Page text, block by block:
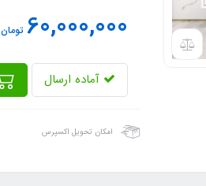
60,000,000تومان
آماده ارسال
امکان تحویل اکسپرس